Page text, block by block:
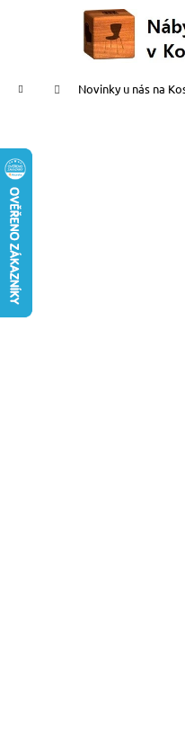
Domů Novinky u nás na
Zpět
obchodu
Zpět
obchodu